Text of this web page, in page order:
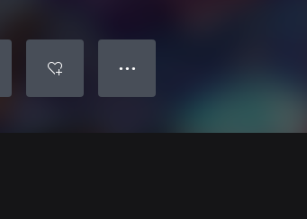
● ● ●